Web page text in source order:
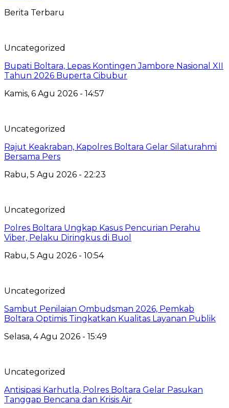
Berita Terbaru
Uncategorized
Bupati Boltara, Lepas Kontingen Jambore Nasional XII
Tahun 2026 Buperta Cibubur
Kamis, 6 Agu 2026 - 14:57
Uncategorized
Rajut Keakraban, Kapolres Boltara Gelar Silaturahmi
Bersama Pers
Rabu, 5 Agu 2026 - 22:23
Uncategorized
Polres Boltara Ungkap Kasus Pencurian Perahu
Viber, Pelaku Diringkus di Buol
Rabu, 5 Agu 2026 - 10:54
Uncategorized
Sambut Penilaian Ombudsman 2026, Pemkab
Boltara Optimis Tingkatkan Kualitas Layanan Publik
Selasa, 4 Agu 2026 - 15:49
Uncategorized
Antisipasi Karhutla, Polres Boltara Gelar Pasukan
Tanggap Bencana dan Krisis Air